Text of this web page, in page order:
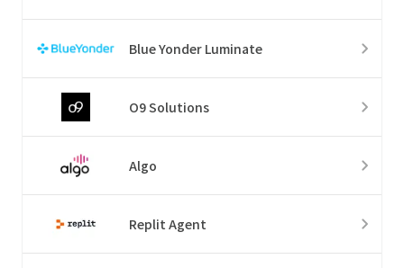
Blue Yonder Luminate
O9 Solutions
Algo
Replit Agent